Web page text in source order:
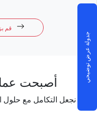
أصبحت
نجعل التكامل مع حلول
جدولة عرض توضيحي